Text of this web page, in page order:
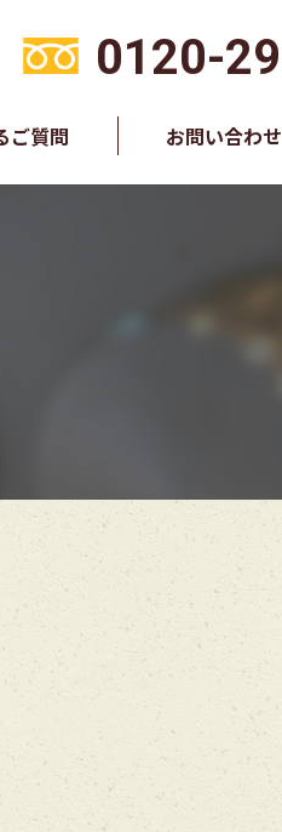
0120-
ご質問 お問い合わせ